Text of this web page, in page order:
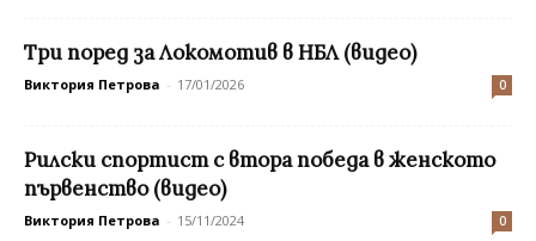
Три поред за Локомотив в НБЛ (видео)
Виктория Петрова - 17/01/2026 0
Рилски спортист с втора победа в женското
първенство (видео)
Виктория Петрова - 15/11/2024 0